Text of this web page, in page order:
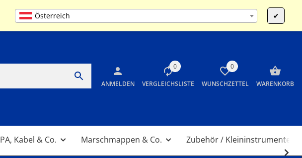
Österreich ✔
MO-FR 9:00 bis 13:00 und 14:00 bis 17:30 Uhr SA 10:00 bis 12:00 Uhr
ANMELDEN
0
VERGLEICHSLISTE
0
WUNSCHZETTEL WARENKORB
PA, Kabel & Co. Marschmappen & Co. Zubehör / Kleininstrumente